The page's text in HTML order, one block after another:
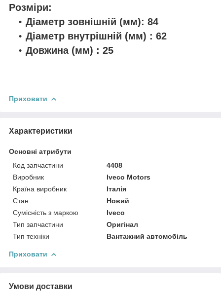
Розміри:
Діаметр зовнішній (мм): 84
Діаметр внутрішній (мм) : 62
Довжина (мм) : 25
Приховати
Характеристики
Основні атрибути
Код запчастини
4408
Виробник
Iveco Motors
Країна виробник
Італія
Стан
Новий
Сумісність з маркою
Iveco
Тип запчастини
Оригінал
Тип техніки
Вантажний автомобіль
Приховати
Умови доставки